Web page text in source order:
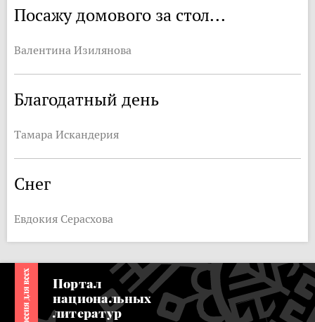
Посажу домового за стол...
Валентина Изилянова
Благодатный день
Тамара Искандерия
Снег
Евдокия Серасхова
Портал
национальных
литератур